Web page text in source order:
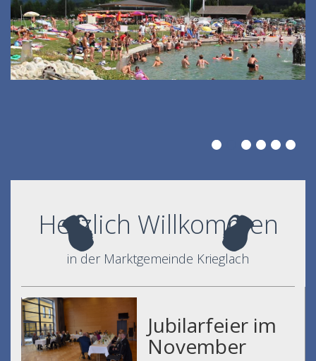
Herzlich Willkommen
in der Marktgemeinde Krieglach
Jubilarfeier im
November